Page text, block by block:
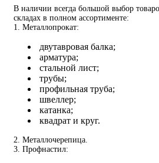
В наличии всегда большой выбор
складах в полном ассортименте:
1. Металлопрокат:
двутавровая балка;
арматура;
стальной лист;
трубы;
профильная труба;
швеллер;
катанка;
квадрат и круг.
2. Металлочерепица.
3. Профнастил: